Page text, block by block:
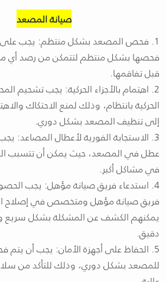
صيانة المصعد
1. فحص المصعد بشكل منتظم: يجب
فحصها بشكل منتظم لتتمكن من رصد أي
قبل تفاقمها.
2. اهتمام بالأجزاء الحركية: يجب تشحيم
الحركية بانتظام، وذلك لمنع الاحتكاك
إلى تنظيف المصعد بشكل دوري.
3. الاستجابة الفورية لأعطال المصاعد:
عطل في المصعد، حيث يمكن أن تتسبب
في مشاكل أكبر.
4. استدعاء فريق صيانة مؤهل: يجب
فريق صيانة مؤهل ومتخصص في إصلاح
يمكنهم الكشف عن المشكلة بشكل سريع
دقيق.
5. الحفاظ على أجهزة الأمان: يجب أن يتم
للمصعد بشكل دوري، وذلك للتأكد من